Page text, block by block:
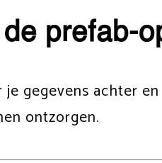
prefab-
gegevens achter
ontzorgen.